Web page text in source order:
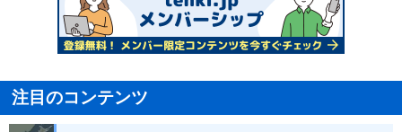
注目のコンテンツ